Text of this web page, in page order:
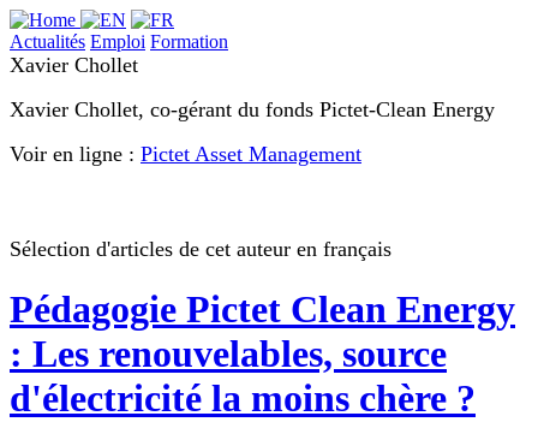
Actualités Emploi Formation
Xavier Chollet
Xavier Chollet, co-gérant du fonds Pictet-Clean Energy
Voir en ligne : Pictet Asset Management
Sélection d'articles de cet auteur en français
Pédagogie Pictet Clean Energy
: Les renouvelables, source
d'électricité la moins chère ?